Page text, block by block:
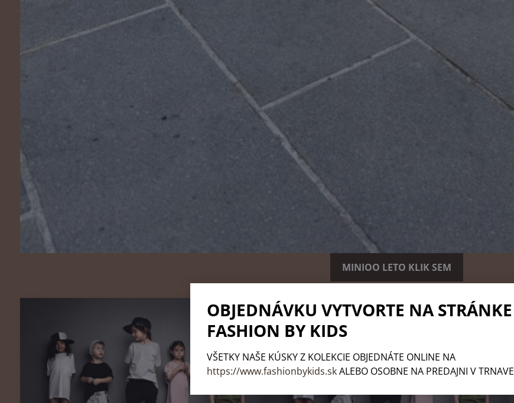
MINIOO LETO KLIK SEM
OBJEDNÁVKU VYTVORTE NA STRÁNKE
FASHION BY KIDS
VŠETKY NAŠE KÚSKY Z KOLEKCIE OBJEDNÁTE ONLINE NA
https://www.fashionbykids.skALEBO OSOBNE NA PREDAJNI V TRNAVE